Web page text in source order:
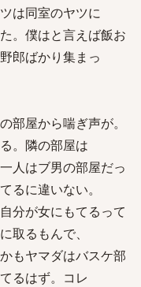
は同室のヤツに
。僕はと言えば飯お
郎ばかり集まっ
部屋から喘ぎ声が。
。隣の部屋は
人はブ男の部屋だっ
るに違いない。
分が女にもてるって
取るもんで、
もヤマダはバスケ部
るはず。コレ